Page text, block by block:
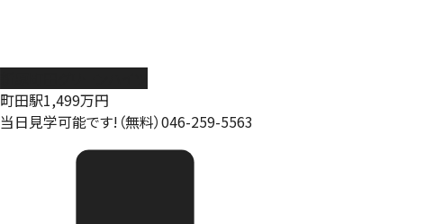
町田駅1,499万円
当日見学可能です!（無料）046-259-5563